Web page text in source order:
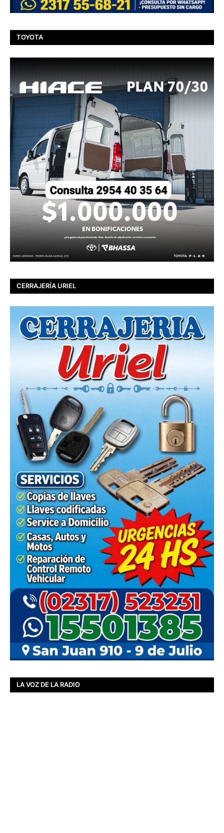
TOYOTA
CERRAJERÍA URIEL
LA VOZ DE LA RADIO